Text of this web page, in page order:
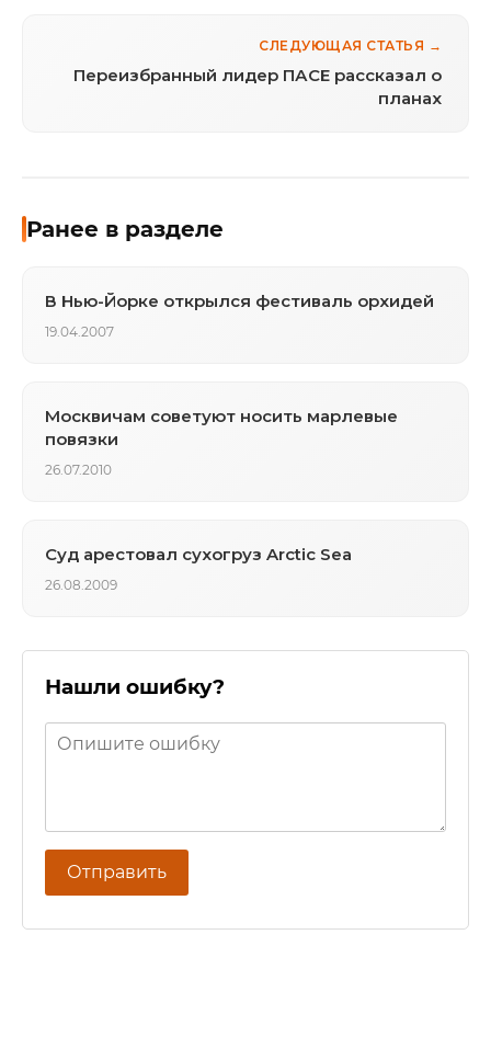
СЛЕДУЮЩАЯ СТАТЬЯ →
Переизбранный лидер ПАСЕ рассказал о
планах
Ранее в разделе
В Нью-Йорке открылся фестиваль орхидей
19.04.2007
Москвичам советуют носить марлевые
повязки
26.07.2010
Суд арестовал сухогруз Arctic Sea
26.08.2009
Нашли ошибку?
Отправить